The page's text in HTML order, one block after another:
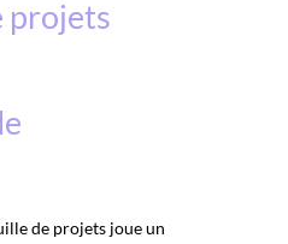
projets
de projets joue un